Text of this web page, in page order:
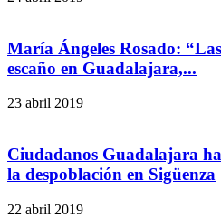
María Ángeles Rosado:
escaño en Guadalajara,...
23 abril 2019
Ciudadanos Guadalajara
la despoblación en Sigüenza
22 abril 2019